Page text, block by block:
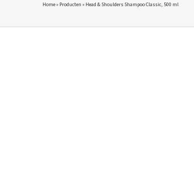
Home» Producten » Head & Shoulders Shampoo Classic, 500 ml